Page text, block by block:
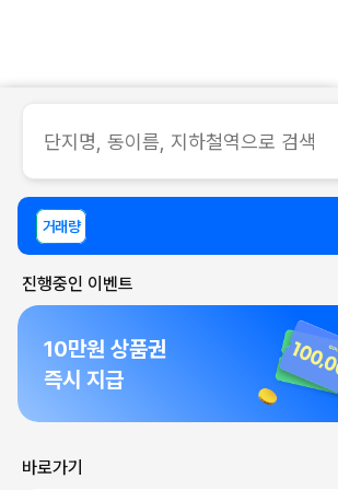
거래량
진행중인 이벤트
10만원 상품권
즉시 지급
바로가기